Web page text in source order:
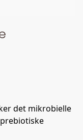
det mikrobielle